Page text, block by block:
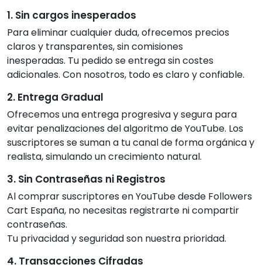
1. Sin cargos inesperados
Para eliminar cualquier duda, ofrecemos precios
claros y transparentes, sin comisiones
inesperadas. Tu pedido se entrega sin costes
adicionales. Con nosotros, todo es claro y confiable.
2. Entrega Gradual
Ofrecemos una entrega progresiva y segura para
evitar penalizaciones del algoritmo de YouTube. Los
suscriptores se suman a tu canal de forma orgánica y
realista, simulando un crecimiento natural.
3. Sin Contraseñas ni Registros
Al comprar suscriptores en YouTube desde Followers
Cart España, no necesitas registrarte ni compartir
contraseñas.
Tu privacidad y seguridad son nuestra prioridad.
4. Transacciones Cifradas